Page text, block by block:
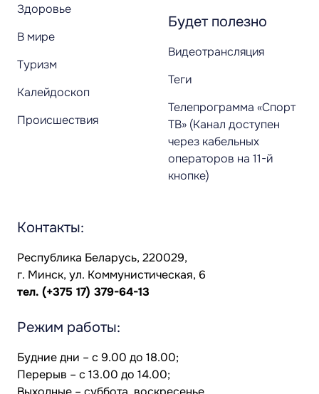
Здоровье
В мире
Туризм
Калейдоскоп
Происшествия
Будет полезно
Видеотрансляция
Теги
Телепрограмма «Спорт
ТВ» (Канал доступен
через кабельных
операторов на 11-й
кнопке)
Контакты:
Республика Беларусь, 220029,
г. Минск, ул. Коммунистическая, 6
тел. (+375 17) 379-64-13
Режим работы:
Будние дни – с 9.00 до 18.00;
Перерыв – с 13.00 до 14.00;